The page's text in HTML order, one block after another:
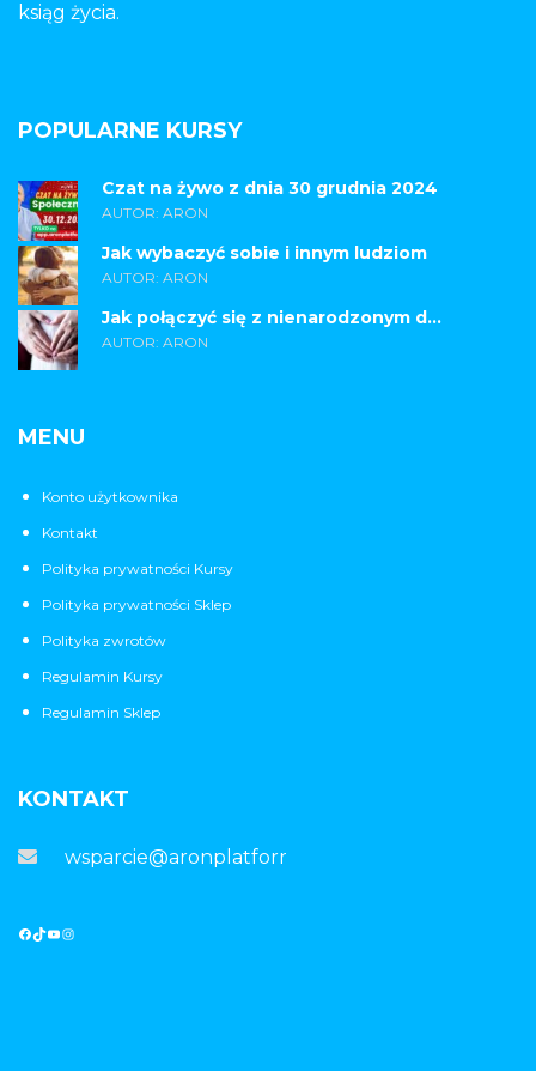
ksiąg życia.
POPULARNE KURSY
Czat na żywo z dnia 30 grudnia 2024
AUTOR: ARON
Jak wybaczyć sobie i innym ludziom
AUTOR: ARON
Jak połączyć się z nienarodzonym d...
AUTOR: ARON
MENU
Konto użytkownika
Kontakt
Polityka prywatności Kursy
Polityka prywatności Sklep
Polityka zwrotów
Regulamin Kursy
Regulamin Sklep
KONTAKT
wsparcie@aronplatforma.pl